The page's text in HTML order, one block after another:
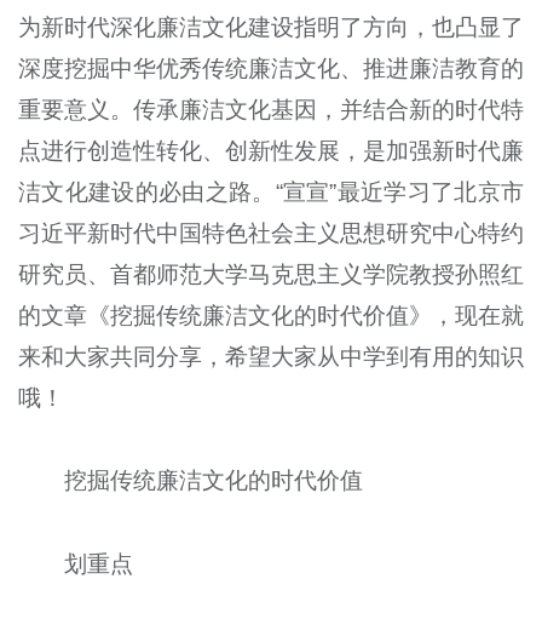
为新时代深化廉洁文化建设指明了方向，也凸显了
深度挖掘中华优秀传统廉洁文化、推进廉洁教育的
重要意义。传承廉洁文化基因，并结合新的时代特
点进行创造性转化、创新性发展，是加强新时代廉
洁文化建设的必由之路。“宣宣”最近学习了北京市
习近平新时代中国特色社会主义思想研究中心特约
研究员、首都师范大学马克思主义学院教授孙照红
的文章《挖掘传统廉洁文化的时代价值》，现在就
来和大家共同分享，希望大家从中学到有用的知识
哦！
挖掘传统廉洁文化的时代价值
划重点